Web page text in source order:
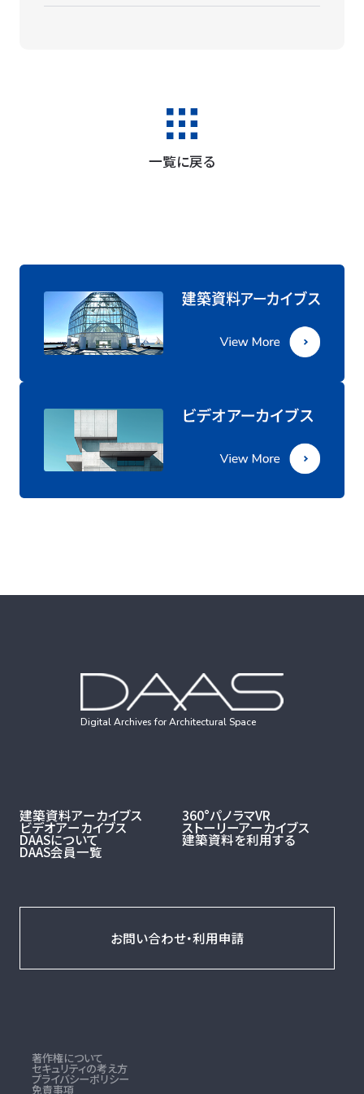
一覧に戻る
Digital Archives for Architectural Space
建築資料アーカイブス 360°パノラマVR
ビデオアーカイブス ストーリーアーカイブス
DAASについて 建築資料を利用する
DAAS会員一覧
お問い合わせ・利用申請
著作権について
セキュリティの考え方
プライバシーポリシー
免責事項